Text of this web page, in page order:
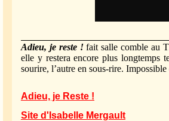
Adieu, je reste ! fait salle comble au
elle y restera encore plus longtemps
sourire, l’autre en sous-rire.
Adieu, je Reste !
Site d'Isabelle Mergault